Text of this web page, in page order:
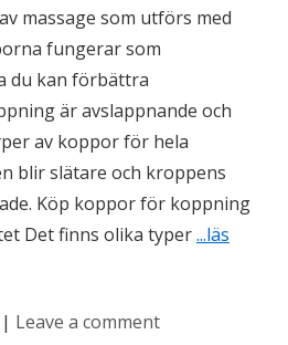
massage som utförs med
fungerar som
du kan förbättra
är avslappnande och
av koppor för hela
blir slätare och kroppens
Köp koppor för koppning
Det finns olika typer...läs
| Leave a comment